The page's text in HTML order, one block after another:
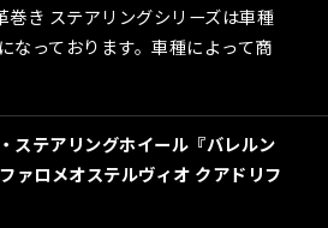
巻き ステアリングシリーズは車種
なっております。車種によって商
ステアリングホイール『バレルン
ァロメオステルヴィオ クアドリフ